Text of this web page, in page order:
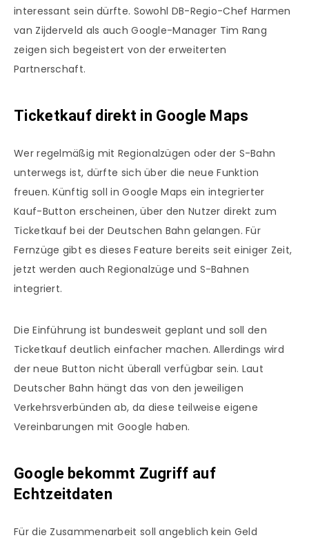
interessant sein dürfte. Sowohl DB-Regio-Chef Harmen
van Zijderveld als auch Google-Manager Tim Rang
zeigen sich begeistert von der erweiterten
Partnerschaft.
Ticketkauf direkt in Google Maps
Wer regelmäßig mit Regionalzügen oder der S-Bahn
unterwegs ist, dürfte sich über die neue Funktion
freuen. Künftig soll in Google Maps ein integrierter
Kauf-Button erscheinen, über den Nutzer direkt zum
Ticketkauf bei der Deutschen Bahn gelangen. Für
Fernzüge gibt es dieses Feature bereits seit einiger Zeit,
jetzt werden auch Regionalzüge und S-Bahnen
integriert.
Die Einführung ist bundesweit geplant und soll den
Ticketkauf deutlich einfacher machen. Allerdings wird
der neue Button nicht überall verfügbar sein. Laut
Deutscher Bahn hängt das von den jeweiligen
Verkehrsverbünden ab, da diese teilweise eigene
Vereinbarungen mit Google haben.
Google bekommt Zugriff auf
Echtzeitdaten
Für die Zusammenarbeit soll angeblich kein Geld